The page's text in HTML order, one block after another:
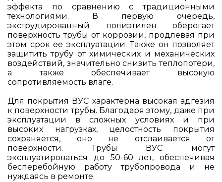
эффекта по сравнению с традиционными
технологиями. В первую очередь,
экструдированный полиэтилен оберегает
поверхность трубы от коррозии, продлевая при
этом срок ее эксплуатации. Также он позволяет
защитить трубу от химических и механических
воздействий, значительно снизить теплопотери,
а также обеспечивает высокую
сопротивляемость влаге.
Для покрытия ВУС характерна высокая адгезия
к поверхности трубы. Благодаря этому, даже при
эксплуатации в сложных условиях и при
высоких нагрузках, целостность покрытия
сохраняется, оно не отслаивается от
поверхности. Трубы ВУС могут
эксплуатироваться до 50-60 лет, обеспечивая
бесперебойную работу трубопровода и не
нуждаясь в ремонте.